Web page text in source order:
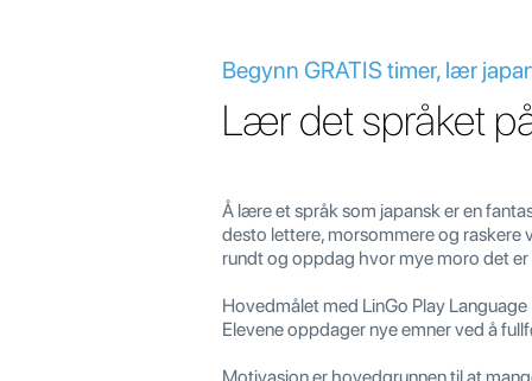
Begynn GRATIS timer, lær
Lær det språket
Å lære et språk som japansk er en
desto lettere, morsommere og
rundt og oppdag hvor mye moro det
Hovedmålet med LinGo Play
Elevene oppdager nye emner ved å
Motivasjon er hovedgrunnen til at